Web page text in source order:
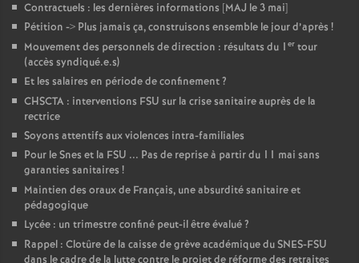
Contractuels : les dernières informations [MAJ le 3 mai]
Pétition -> Plus jamais ça, construisons ensemble le jour d’après !
Mouvement des personnels de direction : résultats du 1 er tour
(accès syndiqué.e.s)
Et les salaires en période de confinement?
CHSCTA : interventions FSU sur la crise sanitaire auprès de la
rectrice
Soyons attentifs aux violences intra-familiales
Pour le Snes et la FSU ... Pas de reprise à partir du 11 mai sans
garanties sanitaires !
Maintien des oraux de Français, une absurdité sanitaire et
pédagogique
Lycée : un trimestre confiné peut-il être évalué?
Rappel : Clotûre de la caisse de grève académique du SNES-FSU